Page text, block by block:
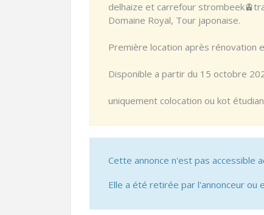
delhaize et carrefour
Domaine Royal, Tour japonaise.
Première location après rénovation
Disponible a partir du 15 octobre
uniquement colocation ou kot
Cette annonce n'est pas accessible
Elle a été retirée par l'annonceur ou